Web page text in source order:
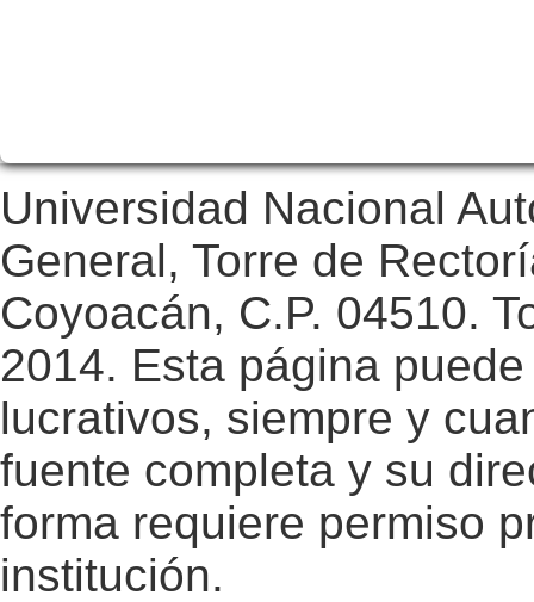
Universidad Nacional
General, Torre de
Coyoacán, C.P. 04510.
2014. Esta página
lucrativos, siempre y
fuente completa y su
forma requiere permiso
institución.